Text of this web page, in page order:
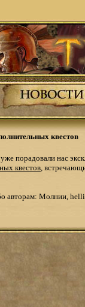
квестов
порадовали нас
квестов,
авторам: Молнии,